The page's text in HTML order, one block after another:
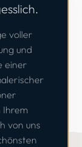
voller
und
einer
Ihrem
von uns